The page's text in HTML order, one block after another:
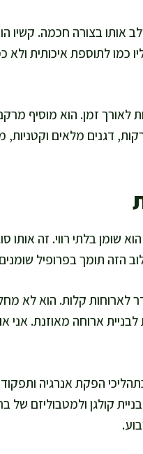
בצורה חכמה. קשיו
כמו לתוספת איכותית
לאורך זמן. הוא מוסיף
דגנים מלאים
שומן בלתי רווי. זה אותו
הזה תומך בפרופיל
קלות. הוא לא
ארוחה מאוזנת. אני
הפקת אנרגיה
קולגן ולמטבוליזם של